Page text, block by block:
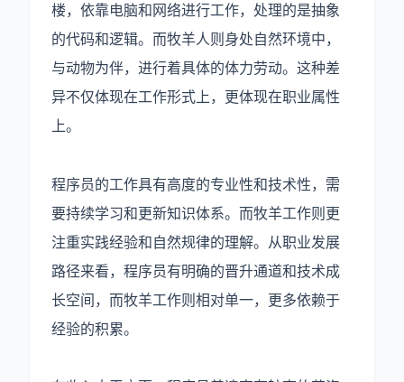
楼，依靠电脑和网络进行工作，处理的是抽象
的代码和逻辑。而牧羊人则身处自然环境中，
与动物为伴，进行着具体的体力劳动。这种差
异不仅体现在工作形式上，更体现在职业属性
上。
食
品
业
数
据
库
程序员的工作具有高度的专业性和技术性，需
要持续学习和更新知识体系。而牧羊工作则更
注重实践经验和自然规律的理解。从职业发展
路径来看，程序员有明确的晋升通道和技术成
长空间，而牧羊工作则相对单一，更多依赖于
经验的积累。